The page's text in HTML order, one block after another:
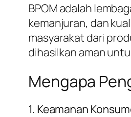
BPOM adalah
kemanjuran, dan
masyarakat dari
dihasilkan aman
Mengapa
1. Keamanan